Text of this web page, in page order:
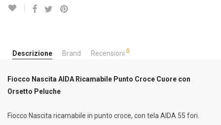
Descrizione Brand Recensioni 0
Fiocco Nascita AIDA Ricamabile Punto Croce Cuore con
Orsetto Peluche
Fiocco Nascita ricamabile in punto croce, con tela AIDA 55 fori.